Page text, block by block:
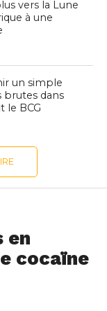
vers la Lune
à une
un simple
brutes dans
le BCG
en
cocaïne